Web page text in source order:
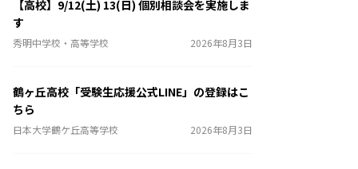
【高校】9/12(土) 13(日) 個別相談会を実施しま
す
秀明中学校・高等学校 2026年8月3日
鶴ヶ丘高校「受験生応援公式LINE」の登録はこ
ちら
日本大学鶴ケ丘高等学校 2026年8月3日